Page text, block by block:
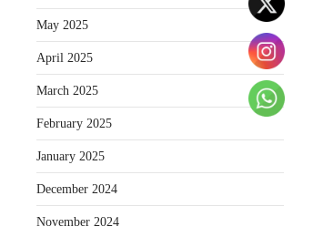
May 2025
April 2025
March 2025
February 2025
January 2025
December 2024
November 2024